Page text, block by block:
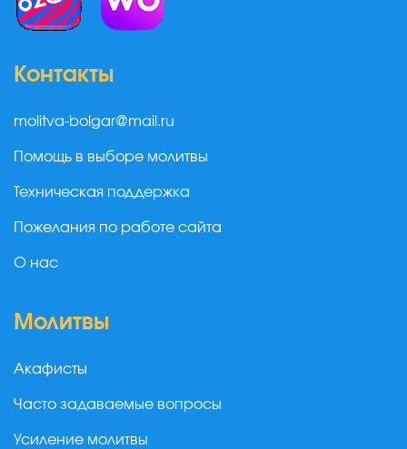
Контакты
molitva-bolgar@mail.ru
Помощь в выборе молитвы
Техническая поддержка
Пожелания по работе сайта
О нас
Молитвы
Акафисты
Часто задаваемые вопросы
Усиление молитвы